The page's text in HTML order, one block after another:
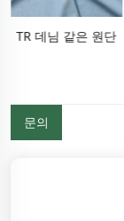
TR 데님 같은 원단
문의